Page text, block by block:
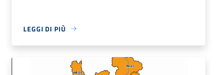
LEGGI DI PIÙ